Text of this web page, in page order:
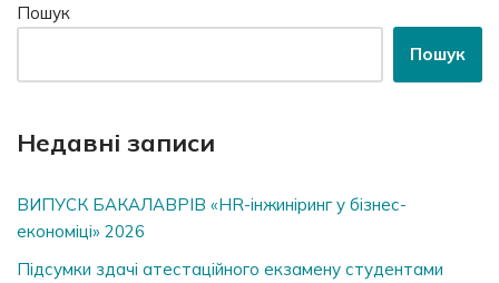
Пошук
Пошук
Недавні записи
ВИПУСК БАКАЛАВРІВ «HR-інжиніринг у бізнес-
економіці» 2026
Підсумки здачі атестаційного екзамену студентами